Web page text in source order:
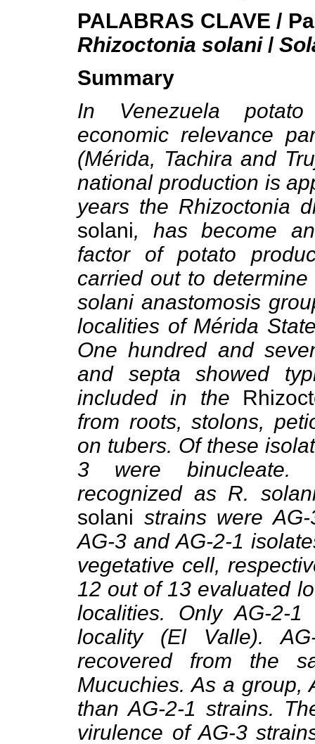
PALABRAS CLAVE /
Rhizoctonia solani/
Summary
In Venezuela
economic relevance
(Mérida, Tachira and
national production is
years the Rhizoctonia
solani, has become
factor of potato
carried out to
solani anastomosis
localities of Mérida
One hundred and
and septa showed
included in the
from roots, stolons,
on tubers. Of these
3 were binucleate.
recognized as R.
solani strains were
AG-3 and AG-2-1
vegetative cell,
12 out of 13 evaluated
localities. Only AG-2-
locality (El Valle).
recovered from the
Mucuchies. As a group,
than AG-2-1 strains.
virulence of AG-3